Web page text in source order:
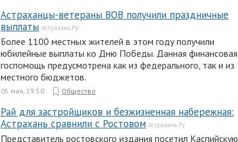
Астраханцы-ветераны ВОВ получили праздничные
выплаты Астрахань.Ру
Более 1100 местных жителей в этом году получили
юбилейные выплаты ко Дню Победы. Данная финансовая
госпомощь предусмотрена как из федерального, так и из
местного бюджетов.
05 мая, 19:50 Общество
Рай для застройщиков и безжизненная набережная:
Астрахань сравнили с Ростовом Астрахань.Ру
Представитель ростовского издания посетил Каспийскую